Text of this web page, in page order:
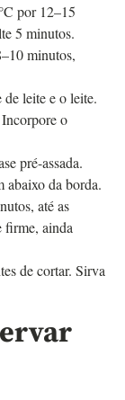
por 12–15
5 minutos.
minutos,
leite e o leite.
o
pré-assada.
abaixo da borda.
até as
firme, ainda
de cortar. Sirva